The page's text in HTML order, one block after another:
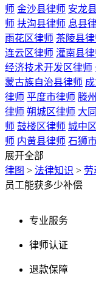
师 金沙县律师 安龙
师 扶沟县律师 息县
雨花区律师 茶陵县律
连云区律师 灌南县律
经济技术开发区律师
蒙古族自治县律师
律师 平度市律师 滕
律师 朔城区律师 大
师 鼓楼区律师 城中
师 内黄县律师 石狮
展开全部
律图 > 法律知识 > 劳
员工能获多少补偿
专业服务
律师认证
退款保障